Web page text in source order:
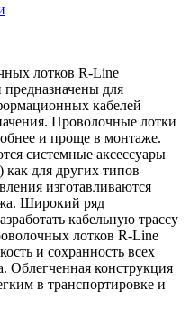
лотков R-Line
для
кабелей
Проволочные лотки
и проще в монтаже.
системные аксессуары
как для других типов
изготавливаются
Широкий ряд
кабельную трассу
лотков R-Line
и сохранность всех
Облегченная конструкция
в транспортировке и